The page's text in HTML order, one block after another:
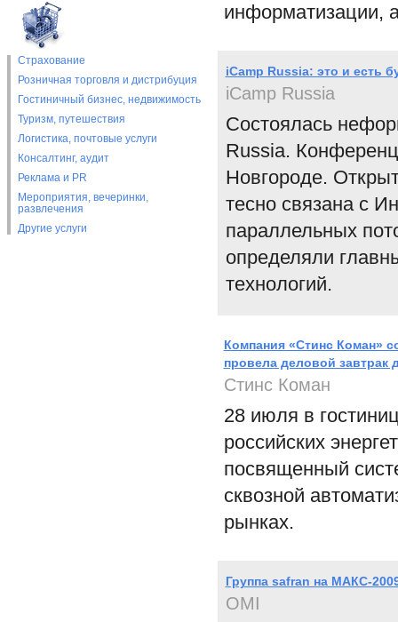
Страхование
Розничная торговля и дистрибуция
Гостиничный бизнес, недвижимость
Туризм, путешествия
Логистика, почтовые услуги
Консалтинг, аудит
Реклама и PR
Мероприятия, вечеринки,
развлечения
Другие услуги
информатизации,
iCamp Russia: это и есть
iCamp Russia
Состоялась
Russia.
Новгороде.
тесно связана с
параллельных
определяли
технологий.
Компания «Стинс Коман»
провела деловой завтрак
Стинс Коман
28 июля в
российских
посвященный
сквозной
рынках.
Группа safran на МАКС-
OMI